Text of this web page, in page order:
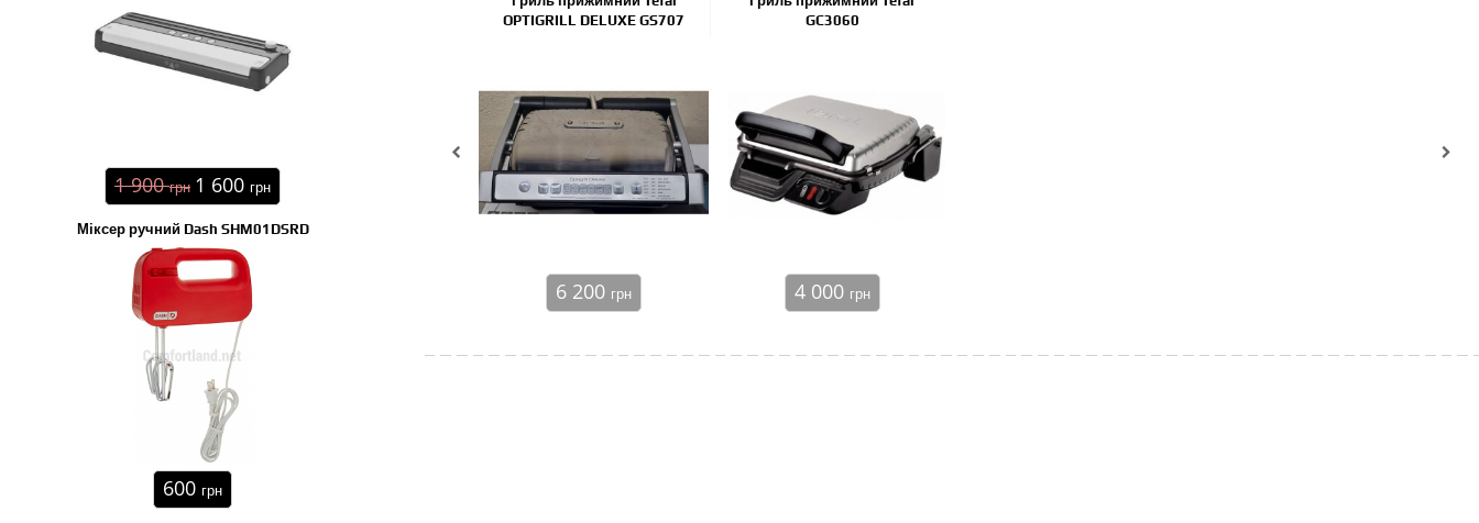
OPTIGRILL DELUXE GS707
6 200 грн
GC3060
4 000 грн
1 900грн 1 600 грн
Міксер ручний Dash SHM01DSRD
600 грн